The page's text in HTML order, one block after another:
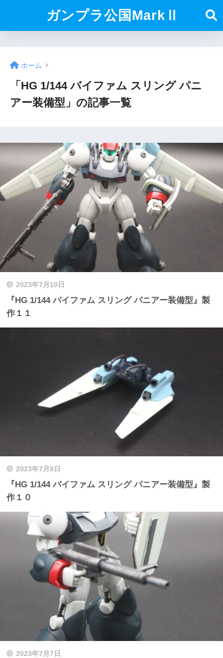
ガンプラ公国MarkⅡ
ホーム
「HG 1/144 バイファム スリング パニ
アー装備型」の記事一覧
2023年7月10日
『HG 1/144 バイファム スリング パニアー装備型』製
作１１
2023年7月8日
『HG 1/144 バイファム スリング パニアー装備型』製
作１０
2023年7月7日